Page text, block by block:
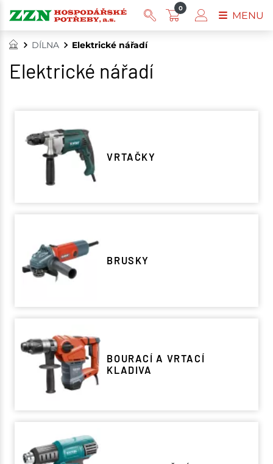
DÍLNA Elektrické nářadí
Elektrické nářadí
VRTAČKY
BRUSKY
BOURACÍ A VRTACÍ
KLADIVA
0
MENU